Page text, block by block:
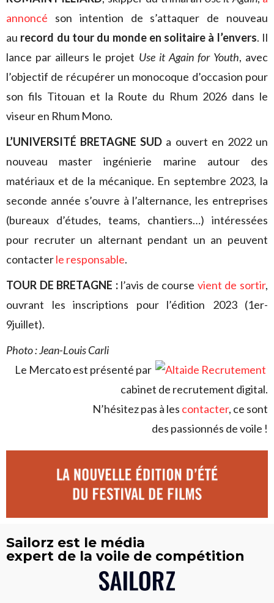
annoncé son intention de s’attaquer de nouveau
au record du tour du monde en solitaire à l’envers. Il
lance par ailleurs le projet Use it Again for Youth, avec
l’objectif de récupérer un monocoque d’occasion pour
son fils Titouan et la Route du Rhum 2026 dans le
viseur en Rhum Mono.
L’UNIVERSITÉ BRETAGNE SUD a ouvert en 2022 un
nouveau master ingénierie marine autour des
matériaux et de la mécanique. En septembre 2023, la
seconde année s’ouvre à l’alternance, les entreprises
(bureaux d’études, teams, chantiers…) intéressées
pour recruter un alternant pendant un an peuvent
contacterle responsable.
TOUR DE BRETAGNE :l’avis de course vient de sortir,
ouvrant les inscriptions pour l’édition 2023 (1er-
9juillet).
Photo : Jean-Louis Carli
Le Mercato est présenté par
cabinet de recrutement digital.
N’hésitez pas à les contacter, ce sont
des passionnés de voile !
Sailorz est le média
expert de la voile de compétition